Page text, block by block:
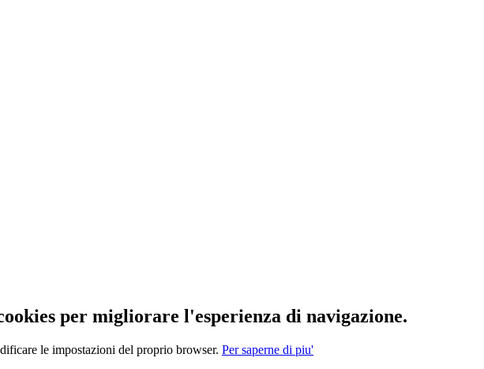
per migliorare l'esperienza di navigazione.
le impostazioni del proprio browser. Per saperne di piu'